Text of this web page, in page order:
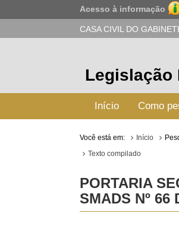
Acesso à informação
CASA CIVIL DO
Legislação
Início Como
Você está em: Início
Texto compilado
PORTARIA
SMADS Nº 66